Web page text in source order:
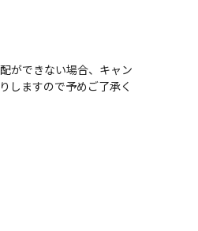
ができない場合、キャン
しますので予めご了承く